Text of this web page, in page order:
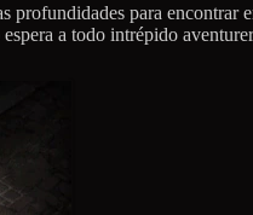
para encontrar
a todo intrépido